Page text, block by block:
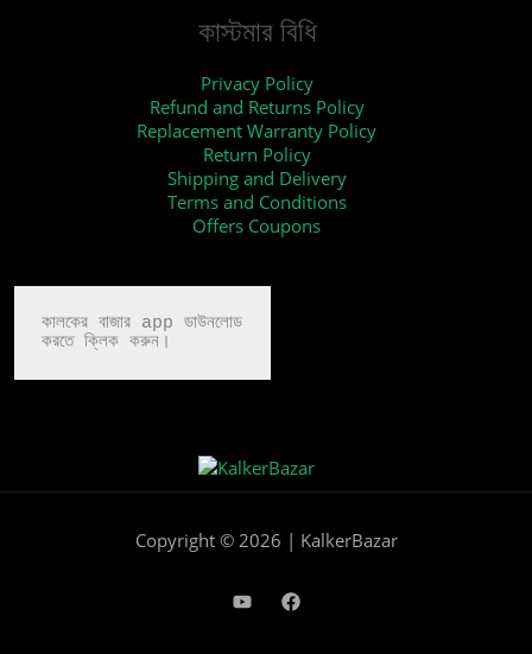
কাস্টমার বিধি
Privacy Policy
Refund and Returns Policy
Replacement Warranty Policy
Return Policy
Shipping and Delivery
Terms and Conditions
Offers Coupons
কালকের বাজার app ডাউনলোড
করতে ক্লিক করুন।
Copyright © 2026 | KalkerBazar